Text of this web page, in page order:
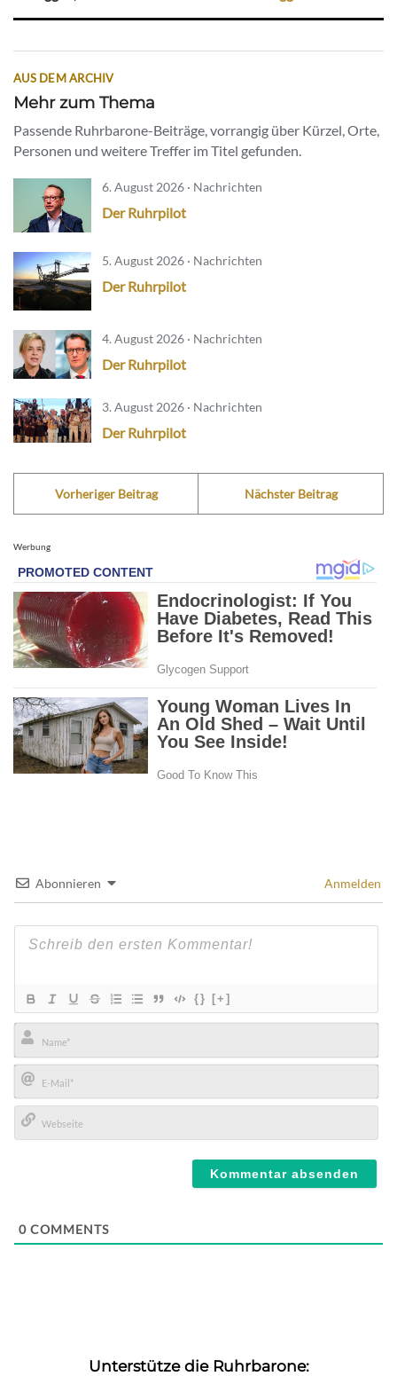
AUS DEM ARCHIV
Mehr zum Thema
Passende Ruhrbarone-Beiträge, vorrangig über Kürzel, Orte,
Personen und weitere Treffer im Titel gefunden.
6. August 2026 · Nachrichten
Der Ruhrpilot
5. August 2026 · Nachrichten
Der Ruhrpilot
4. August 2026 · Nachrichten
Der Ruhrpilot
3. August 2026 · Nachrichten
Der Ruhrpilot
Vorheriger Beitrag Nächster Beitrag
Werbung
Abonnieren Anmelden
{} [+]
Name*
E-
Mail*
0 COMMENTS
Unterstütze die Ruhrbarone: